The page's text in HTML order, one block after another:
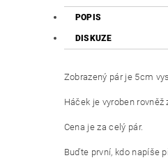
POPIS
DISKUZE
Zobrazený pár je 5cm
Háček je vyroben
Cena je za celý pár.
Buďte první, kdo napíše